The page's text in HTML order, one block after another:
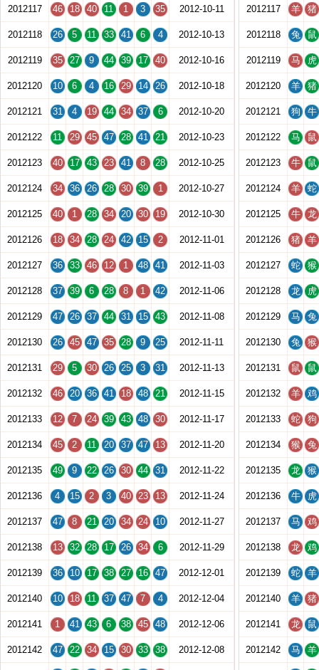
2012117 46 18 40 11 1 3 35 2012-10-11
2012118 26 5 11 33 41 6 4 2012-10-13
2012119 35 27 9 44 39 17 40 2012-10-16
2012120 10 6 4 16 29 14 26 2012-10-18
2012121 31 4 19 44 34 37 6 2012-10-20
2012122 11 29 45 47 28 41 21 2012-10-23
2012123 40 17 43 23 41 8 28 2012-10-25
2012124 34 36 26 28 30 39 1 2012-10-27
2012125 40 1 28 34 20 30 19 2012-10-30
2012126 18 34 28 24 42 15 2 2012-11-01
2012127 36 33 46 12 1 48 41 2012-11-03
2012128 37 39 6 28 8 1 42 2012-11-06
2012129 47 26 37 44 31 15 43 2012-11-08
2012130 26 45 47 35 28 9 25 2012-11-11
2012131 29 5 30 26 25 3 31 2012-11-13
2012132 46 20 36 41 18 48 21 2012-11-15
2012133 12 7 24 39 43 48 30 2012-11-17
2012134 45 2 11 20 37 47 13 2012-11-20
2012135 49 9 22 26 30 44 31 2012-11-22
2012136 4 15 2 3 40 23 13 2012-11-24
2012137 47 8 21 20 34 24 10 2012-11-27
2012138 13 32 28 17 26 34 6 2012-11-29
2012139 36 10 17 38 27 16 47 2012-12-01
2012140 10 18 11 37 47 7 4 2012-12-04
2012141 1 41 43 6 38 45 48 2012-12-06
2012142 47 22 34 15 30 33 38 2012-12-08
2012117 羊 猪
2012118 兔 鼠
2012119 马 虎
2012120 羊 猪
2012121 狗 牛
2012122 马 鼠
2012123 牛 鼠
2012124 羊 蛇
2012125 牛 龙
2012126 猪 羊
2012127 蛇 猴
2012128 龙 虎
2012129 马 兔
2012130 兔 猴
2012131 鼠 鼠
2012132 羊 鸡
2012133 蛇 狗
2012134 猴 兔
2012135 龙 猴
2012136 牛 虎
2012137 马 鸡
2012138 龙 鸡
2012139 蛇 羊
2012140 羊 猪
2012141 龙 鼠
2012142 马 羊